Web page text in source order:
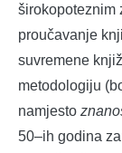
širokopoteznim
proučavanje
suvremene
metodologiju
namjesto
50–ih godina